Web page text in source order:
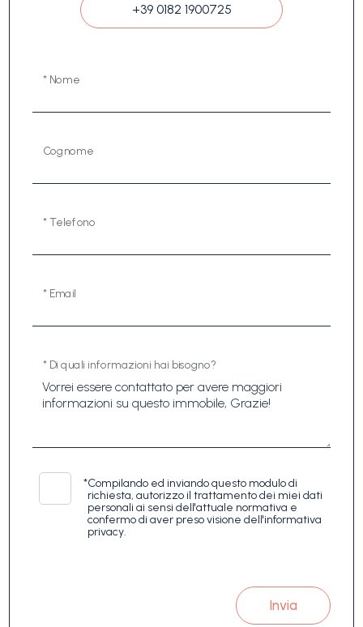
+39 0182 1900725
* Nome
Cognome
* Telefono
* Email
* Di quali informazioni hai bisogno?
*Compilando ed inviando questo modulo di
richiesta, autorizzo il trattamento dei miei dati
personali ai sensi dell'attuale normativa e
confermo di aver preso visione dell'informativa
privacy.
Invia